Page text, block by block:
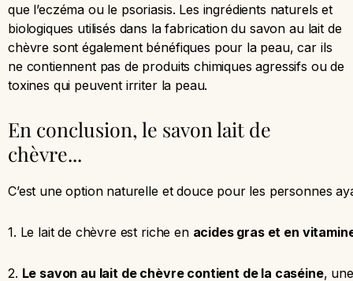
que l’eczéma ou le psoriasis. Les ingrédients naturels et
biologiques utilisés dans la fabrication du savon au lait de
chèvre sont également bénéfiques pour la peau, car ils
ne contiennent pas de produits chimiques agressifs ou de
toxines qui peuvent irriter la peau.
En conclusion, le savon lait de
chèvre...
C’est une option naturelle et douce pour les personnes
1. Le lait de chèvre est riche en acides gras et en
2. Le savon au lait de chèvre contient de la caséine,